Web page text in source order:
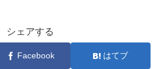
シェアする
Facebook はてブ